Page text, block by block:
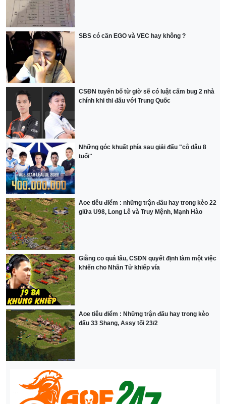
SBS có cần EGO và VEC hay không ?
CSĐN tuyên bố từ giờ sẽ có luật cấm bug 2 nhà
chính khi thi đấu với Trung Quốc
Những góc khuất phía sau giải đấu "cô dâu 8
tuổi"
Aoe tiêu điểm : những trận đấu hay trong kèo 22
giữa U98, Long Lê và Truy Mệnh, Mạnh Hào
Giằng co quá lâu, CSĐN quyết định làm một việc
khiến cho Nhãn Tử khiếp vía
Aoe tiêu điểm : Những trận đấu hay trong kèo
đấu 33 Shang, Assy tối 23/2